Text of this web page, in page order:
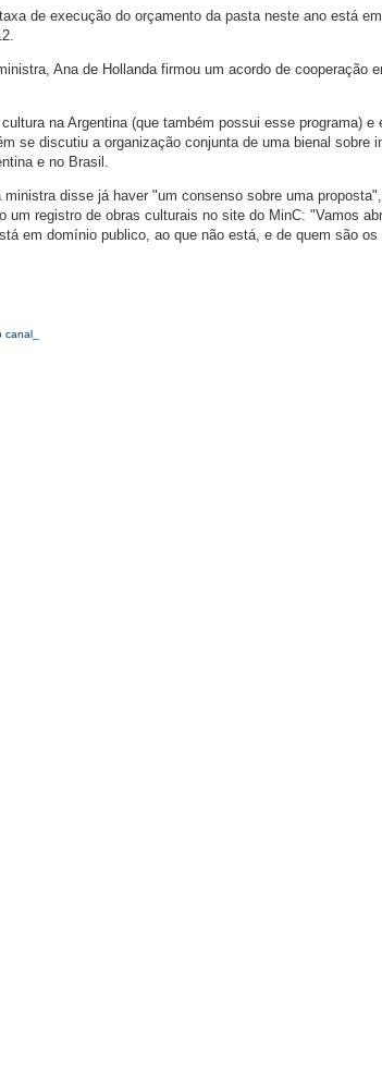
de execução do orçamento da pasta neste ano está
Ana de Hollanda firmou um acordo de cooperação
na Argentina (que também possui esse programa) e
se discutiu a organização conjunta de uma bienal sobre
e no Brasil.
disse já haver "um consenso sobre uma proposta",
um registro de obras culturais no site do MinC: "Vamos
em domínio publico, ao que não está, e de quem são os
canal_